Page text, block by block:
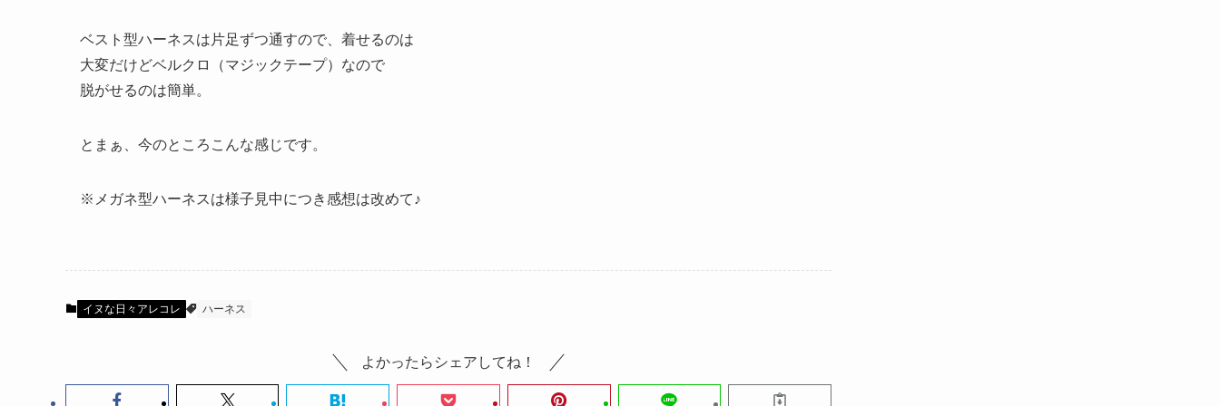
ベスト型ハーネスは片足ずつ通すので、着せるのは
大変だけどベルクロ（マジックテープ）なので
脱がせるのは簡単。
とまぁ、今のところこんな感じです。
※メガネ型ハーネスは様子見中につき感想は改めて♪
イヌな日々アレコレ ハーネス
よかったらシェアしてね！